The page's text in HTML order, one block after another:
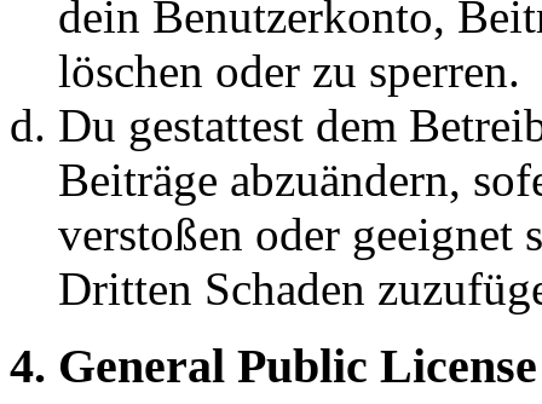
dein Benutzerkonto,
löschen oder zu sperren.
Du gestattest dem
Beiträge abzuändern,
verstoßen oder geeignet
Dritten Schaden
4. General Public License